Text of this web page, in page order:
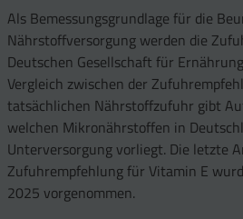
Als Bemessungsgrundlage für die
Nährstoffversorgung werden die
Deutschen Gesellschaft für
Vergleich zwischen der
tatsächlichen Nährstoffzufuhr gibt
welchen Mikronährstoffen in
Unterversorgung vorliegt. Die letzte
Zufuhrempfehlung für Vitamin E
2025 vorgenommen.